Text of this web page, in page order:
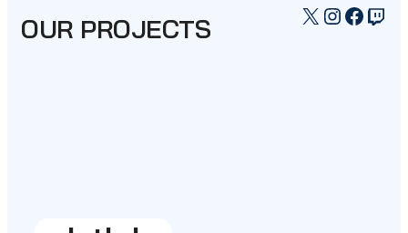
OUR PROJECTS X